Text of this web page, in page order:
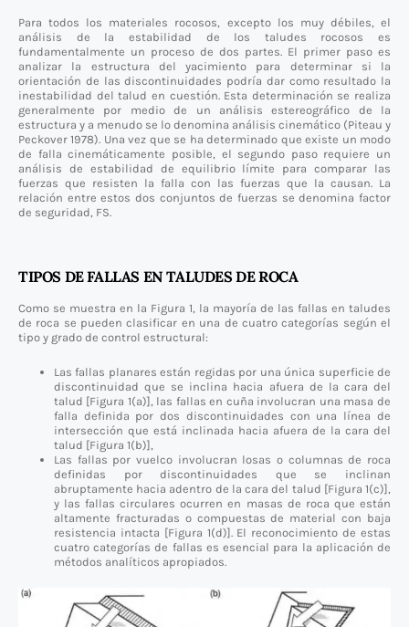
Para todos los materiales rocosos, excepto los muy débiles, el
análisis de la estabilidad de los taludes rocosos es
fundamentalmente un proceso de dos partes. El primer paso es
analizar la estructura del yacimiento para determinar si la
orientación de las discontinuidades podría dar como resultado la
inestabilidad del talud en cuestión. Esta determinación se realiza
generalmente por medio de un análisis estereográfico de la
estructura y a menudo se lo denomina análisis cinemático (Piteau y
Peckover 1978). Una vez que se ha determinado que existe un modo
de falla cinemáticamente posible, el segundo paso requiere un
análisis de estabilidad de equilibrio límite para comparar las
fuerzas que resisten la falla con las fuerzas que la causan. La
relación entre estos dos conjuntos de fuerzas se denomina factor
de seguridad, FS.
TIPOS DE FALLAS EN TALUDES DE ROCA
Como se muestra en la Figura 1, la mayoría de las fallas en taludes
de roca se pueden clasificar en una de cuatro categorías según el
tipo y grado de control estructural:
Las fallas planares están regidas por una única superficie de
discontinuidad que se inclina hacia afuera de la cara del
talud [Figura 1(a)], las fallas en cuña involucran una masa de
falla definida por dos discontinuidades con una línea de
intersección que está inclinada hacia afuera de la cara del
talud [Figura 1(b)],
Las fallas por vuelco involucran losas o columnas de roca
definidas por discontinuidades que se inclinan
abruptamente hacia adentro de la cara del talud [Figura 1(c)],
y las fallas circulares ocurren en masas de roca que están
altamente fracturadas o compuestas de material con baja
resistencia intacta [Figura 1(d)]. El reconocimiento de estas
cuatro categorías de fallas es esencial para la aplicación de
métodos analíticos apropiados.